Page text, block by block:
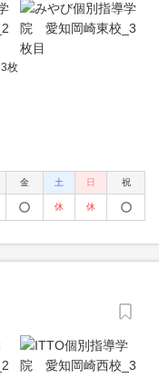
3枚
金 土 日 祝
休 休